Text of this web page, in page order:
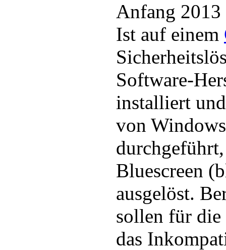
Anfang 2013
Ist auf einem
Software-
installiert
von
Bluescreen
ausgelöst.
sollen für die
das